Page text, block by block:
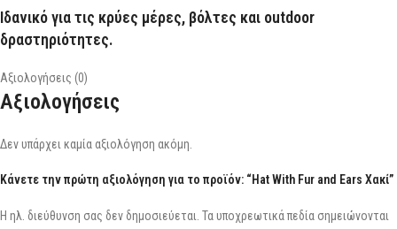
Ιδανικό για τις κρύες μέρες, βόλτες και outdoor
δραστηριότητες.
Αξιολογήσεις (0)
Αξιολογήσεις
Δεν υπάρχει καμία αξιολόγηση ακόμη.
Κάνετε την πρώτη αξιολόγηση για το προϊόν: “Hat With Fur and Ears Χακί”
Η ηλ. διεύθυνση σας δεν δημοσιεύεται. Τα υποχρεωτικά πεδία σημειώνονται